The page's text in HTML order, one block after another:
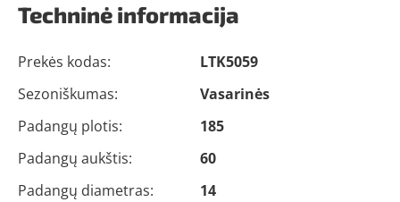
Techninė informacija
Prekės kodas:
LTK5059
Sezoniškumas:
Vasarinės
Padangų plotis:
185
Padangų aukštis:
60
Padangų diametras:
14